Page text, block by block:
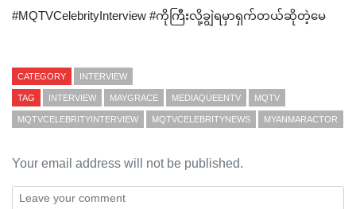
#MQTVCelebrityInterview #ကိုကြီးလို့ချွဲရမှာရှက်တယ်ဆိုတဲ့မေ
CATEGORY INTERVIEW
TAG INTERVIEW MAYGRACE MEDIAQUEENTV MQTV
MQTVCELEBRITYINTERVIEW MQTVCELEBRITYNEWS MYANMARACTOR
Your email address will not be published.